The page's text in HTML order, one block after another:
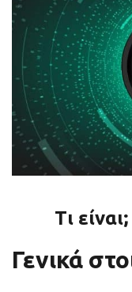
Τι
Γενικά
ποιοτικό
Πορτοφόλια
Metamask τι είναι
το πορτοφόλι;
Τι είναι τα NFTs